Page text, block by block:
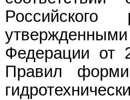
Российского
Федерации от
Правил